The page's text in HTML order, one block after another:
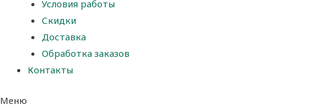
Условия работы
Скидки
Доставка
Обработка заказов
Контакты
Меню